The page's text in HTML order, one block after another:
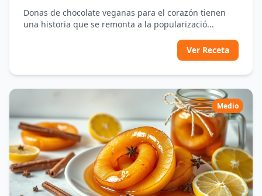
Donas de chocolate veganas para el corazón tienen
una historia que se remonta a la popularizació...
Ver Receta
Medio